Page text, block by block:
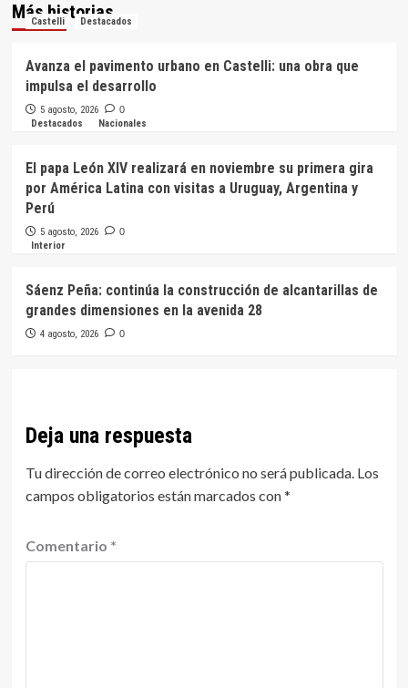
Más historias
Castelli Destacados
Avanza el pavimento urbano en Castelli: una obra que
impulsa el desarrollo
5 agosto, 2026 0
Destacados Nacionales
El papa León XIV realizará en noviembre su primera gira
por América Latina con visitas a Uruguay, Argentina y
Perú
5 agosto, 2026 0
Interior
Sáenz Peña: continúa la construcción de alcantarillas de
grandes dimensiones en la avenida 28
4 agosto, 2026 0
Deja una respuesta
Tu dirección de correo electrónico no será publicada. Los
campos obligatorios están marcados con*
Comentario *